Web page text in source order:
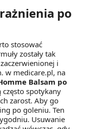
po
stosować
zostały tak
i
w medicare.pl, na
Balsam po
często spotykany
zarost. Aby go
po goleniu. Ten
Usuwanie